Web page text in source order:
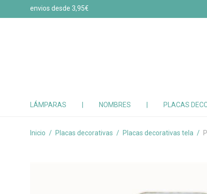
envios desde 3,95€
LÁMPARAS NOMBRES PLACAS
Inicio / Placas decorativas / Placas decorativas tela /